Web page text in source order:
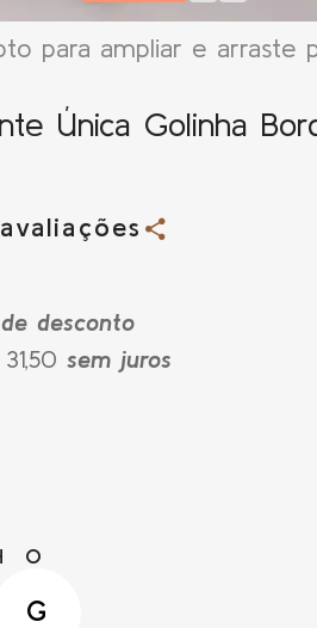
para ampliar e arraste
Única Golinha
desconto
sem juros
G